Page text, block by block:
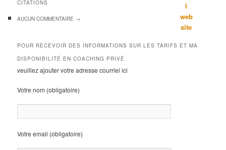
CITATIONS
AUCUNCOMMENTAIRE →
POUR RECEVOIR DES INFORMATIONS SUR LES TARIFS ET MA
DISPONIBILITÉ EN COACHING PRIVÉ
veuillez ajouter votre adresse courriel ici
Votre nom (obligatoire)
Votre email (obligatoire)